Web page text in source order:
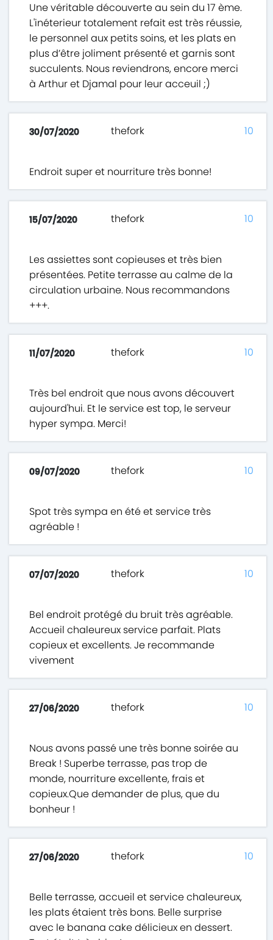
Une véritable découverte au sein du 17 ème.
L'inéterieur totalement refait est très réussie,
le personnel aux petits soins, et les plats en
plus d’être joliment présenté et garnis sont
succulents. Nous reviendrons, encore merci
à Arthur et Djamal pour leur acceuil ;)
30/07/2020 thefork
Endroit super et nourriture très bonne!
10
15/07/2020 thefork
Les assiettes sont copieuses et très bien
présentées. Petite terrasse au calme de la
circulation urbaine. Nous recommandons
+++.
10
11/07/2020 thefork
Très bel endroit que nous avons découvert
aujourd'hui. Et le service est top, le serveur
hyper sympa. Merci!
10
09/07/2020 thefork
Spot très sympa en été et service très
agréable !
10
07/07/2020 thefork
Bel endroit protégé du bruit très agréable.
Accueil chaleureux service parfait. Plats
copieux et excellents. Je recommande
vivement
10
27/06/2020 thefork
Nous avons passé une très bonne soirée au
Break ! Superbe terrasse, pas trop de
monde, nourriture excellente, frais et
copieux.Que demander de plus, que du
bonheur !
10
27/06/2020 thefork
Belle terrasse, accueil et service chaleureux,
les plats étaient très bons. Belle surprise
avec le banana cake délicieux en dessert.
10